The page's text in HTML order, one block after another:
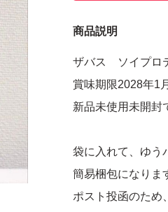
商品説明
ザバス ソイプロ
賞味期限2028年1月
新品未使用未開封
袋に入れて、ゆう
簡易梱包になりま
ポスト投函のため